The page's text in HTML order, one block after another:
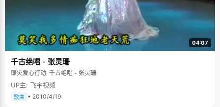
04:07
千古绝唱 - 张灵珊
赈灾爱心行动, 千古绝唱 - 张灵珊
UP主: 飞宇视频
歌曲 • 2010/4/19